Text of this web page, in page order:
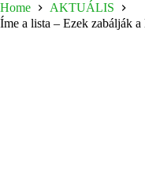
Home
AKTUÁLIS
Íme a lista – Ezek zabálják